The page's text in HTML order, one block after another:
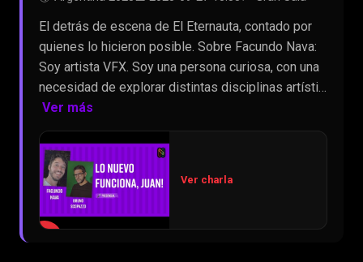
El detrás de escena de El Eternauta, contado por
quienes lo hicieron posible. Sobre Facundo Nava:
Soy artista VFX. Soy una persona curiosa, con una
necesidad de explorar distintas disciplinas artísti…
Ver más
Ver charla